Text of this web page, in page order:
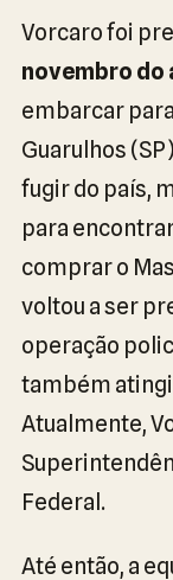
Vorcaro foi
novembro do
embarcar
Guarulhos
fugir do país,
para
comprar o
voltou a ser
operação
também
Atualmente,
Federal.
Até então, a